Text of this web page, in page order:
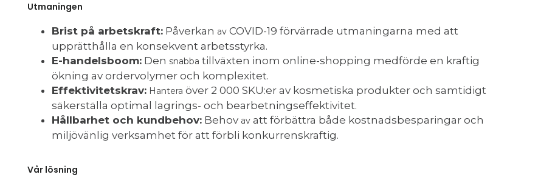
Utmaningen
Brist på arbetskraft: Påverkan av COVID-19 förvärrade utmaningarna med att
upprätthålla en konsekvent arbetsstyrka.
E-handelsboom: Den snabba tillväxten inom online-shopping medförde en kraftig
ökning av ordervolymer och komplexitet.
Effektivitetskrav: Hantera över 2 000 SKU:er av kosmetiska produkter och samtidigt
säkerställa optimal lagrings- och bearbetningseffektivitet.
Hållbarhet och kundbehov: Behov av att förbättra både kostnadsbesparingar och
miljövänlig verksamhet för att förbli konkurrenskraftig.
Vår lösning